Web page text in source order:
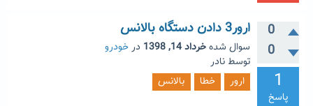
0
0
1
پاسخ
ارور3 دادن دستگاه بالانس
سوال شدهخرداد 14, 1398 درخودرو
توسط نادر
ارور
خطا بالانس